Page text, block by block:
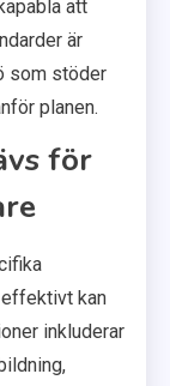
att
är
som stöder
planen.
för
kan
inkluderar